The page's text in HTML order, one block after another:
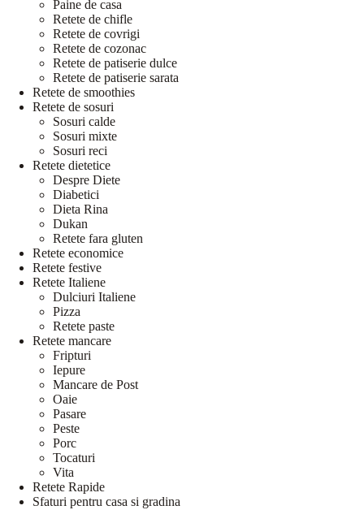
Paine de casa
Retete de chifle
Retete de covrigi
Retete de cozonac
Retete de patiserie dulce
Retete de patiserie sarata
Retete de smoothies
Retete de sosuri
Sosuri calde
Sosuri mixte
Sosuri reci
Retete dietetice
Despre Diete
Diabetici
Dieta Rina
Dukan
Retete fara gluten
Retete economice
Retete festive
Retete Italiene
Dulciuri Italiene
Pizza
Retete paste
Retete mancare
Fripturi
Iepure
Mancare de Post
Oaie
Pasare
Peste
Porc
Tocaturi
Vita
Retete Rapide
Sfaturi pentru casa si gradina